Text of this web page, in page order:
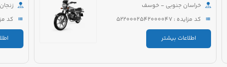
خراسان جنوبی - خوسف
کد مزایده : 5220002542000047
اطلاعات بیشتر
کد مزایده :